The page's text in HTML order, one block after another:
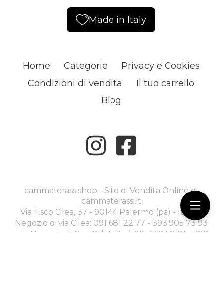
Made in Italy
Home Categorie
Privacy e Cookies
Condizioni di vendita
Il tuo carrello
Blog
cammaterassishop - Sito di Vendita Online di
cammaterassi.it
Via F.sco Cilea, 37 - 90144 Palermo (pa) - Italia -
Negozio di via Cilea: 091 681 22 77 - 393 905 73 93
----- Negozio di C.so Calatafimi: 091 668 58 81 - 388